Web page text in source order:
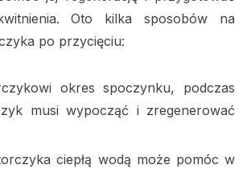
Oto kilka sposobów na
po przycięciu:
okres spoczynku, podczas
musi wypocząć i zregenerować
ciepłą wodą może pomóc w